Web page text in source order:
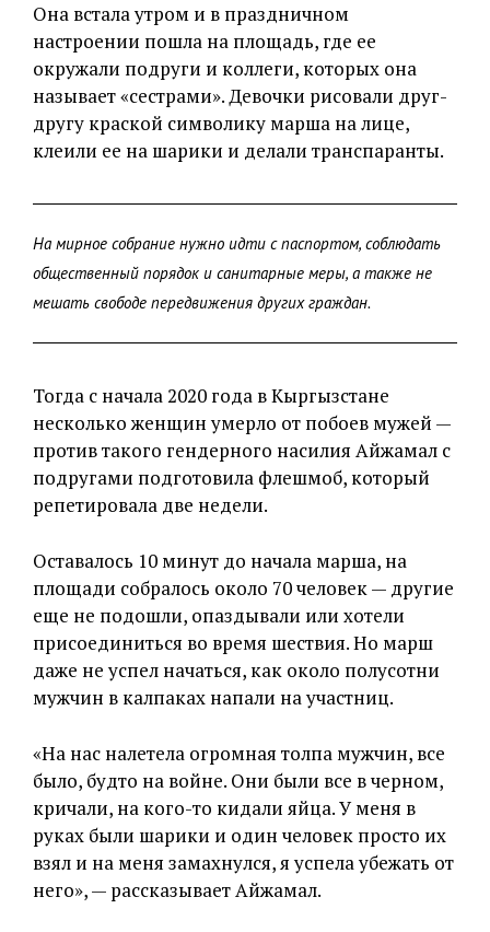
Она встала утром и в праздничном
настроении пошла на площадь, где ее
окружали подруги и коллеги, которых она
называет «сестрами». Девочки рисовали друг-
другу краской символику марша на лице,
клеили ее на шарики и делали транспаранты.
На мирное собрание нужно идти с паспортом, соблюдать
общественный порядок и санитарные меры, а также не
мешать свободе передвижения других граждан.
Тогда с начала 2020 года в Кыргызстане
несколько женщин умерло от побоев мужей —
против такого гендерного насилия Айжамал с
подругами подготовила флешмоб, который
репетировала две недели.
Оставалось 10 минут до начала марша, на
площади собралось около 70 человек — другие
еще не подошли, опаздывали или хотели
присоединиться во время шествия. Но марш
даже не успел начаться, как около полусотни
мужчин в калпаках напали на участниц.
«На нас налетела огромная толпа мужчин, все
было, будто на войне. Они были все в черном,
кричали, на кого-то кидали яйца. У меня в
руках были шарики и один человек просто их
взял и на меня замахнулся, я успела убежать от
него», — рассказывает Айжамал.